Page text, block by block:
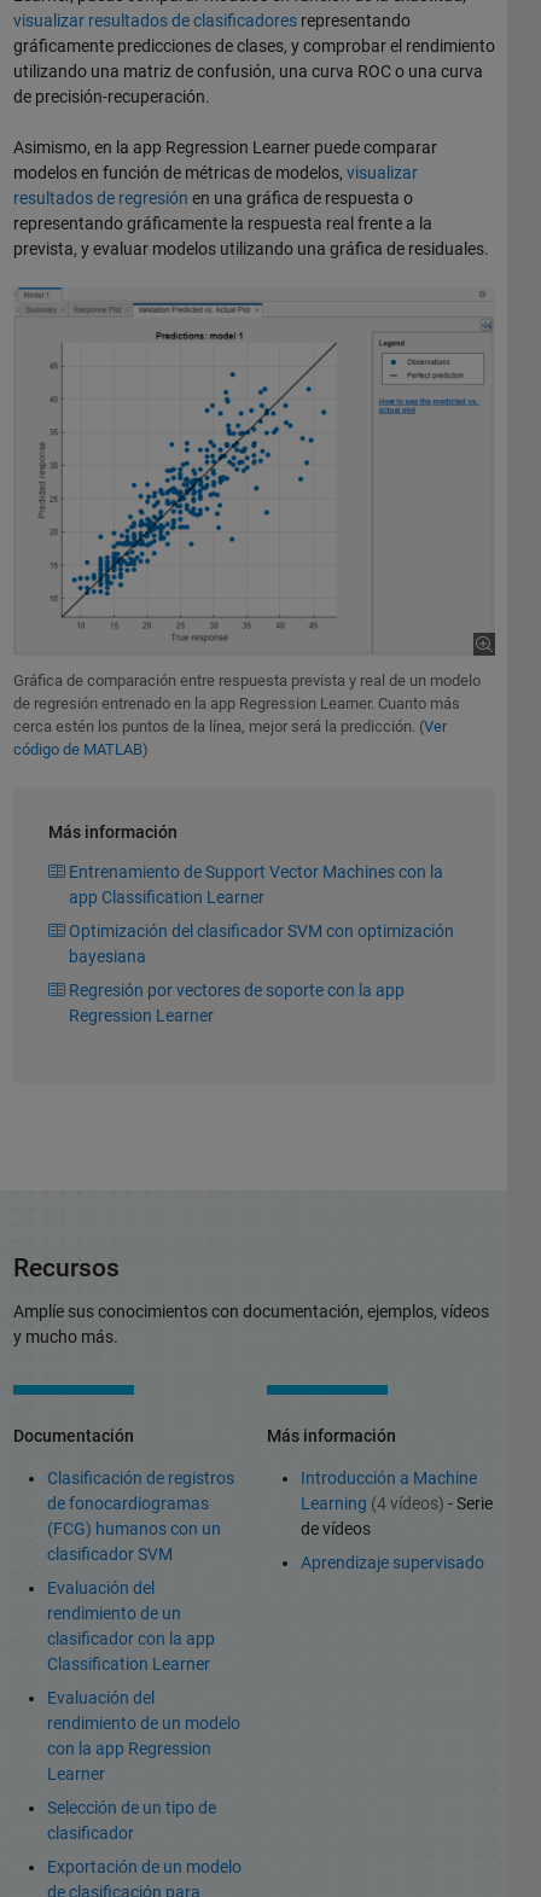
visualizar resultados de clasificadoresrepresentando
gráficamente predicciones de clases, y comprobar el rendimiento
utilizando una matriz de confusión, una curva ROC o una curva
de precisión-recuperación.
Asimismo, en la app Regression Learner puede comparar
modelos en función de métricas de modelos, visualizar
resultados de regresión en una gráfica de respuesta o
representando gráficamente la respuesta real frente a la
prevista, y evaluar modelos utilizando una gráfica de residuales.
Gráfica de comparación entre respuesta prevista y real de un modelo
de regresión entrenado en la app Regression Learner. Cuanto más
cerca estén los puntos de la línea, mejor será la predicción. (Ver
código de MATLAB)
Más información
Entrenamiento de Support Vector Machines con la
app Classification Learner
Optimización del clasificador SVM con optimización
bayesiana
Regresión por vectores de soporte con la app
Regression Learner
Recursos
Amplíe sus conocimientos con documentación, ejemplos, vídeos
y mucho más.
Documentación
Clasificación de registros
de fonocardiogramas
(FCG) humanos con un
clasificador SVM
Evaluación del
rendimiento de un
clasificador con la app
Classification Learner
Evaluación del
rendimiento de un modelo
con la app Regression
Learner
Selección de un tipo de
clasificador
Exportación de un modelo
de clasificación para
Más información
Introducción a Machine
Learning (4 vídeos) - Serie
de vídeos
Aprendizaje supervisado